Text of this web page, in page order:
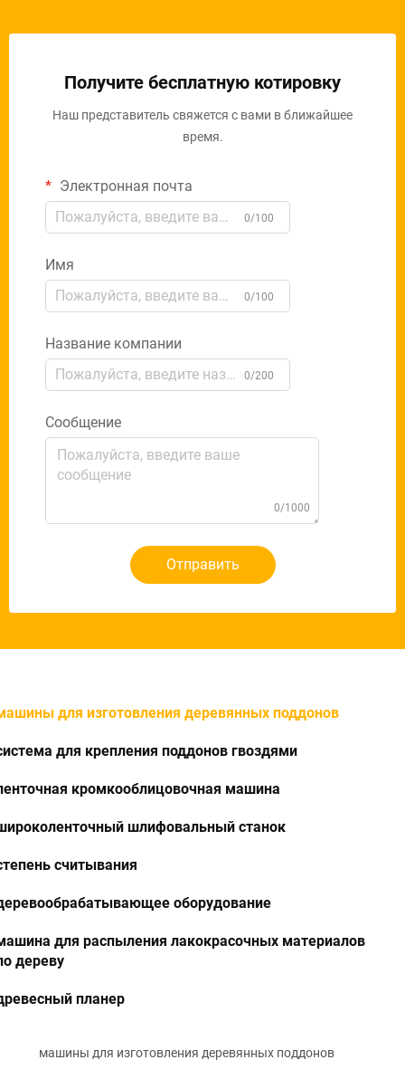
Получите бесплатную котировку
Наш представитель свяжется с вами в ближайшее
время.
Электронная почта
0/100
Имя
0/100
Название компании
0/200
Сообщение
0/1000
Отправить
для изготовления деревянных поддонов
для крепления поддонов гвоздями
кромкооблицовочная машина
шлифовальный станок
считывания
оборудование
для распыления лакокрасочных материалов
дереву
планер
машины для изготовления деревянных поддонов